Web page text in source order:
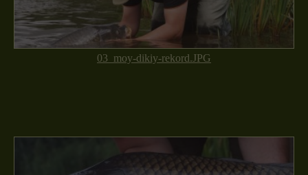
03_moy-dikiy-rekord.JPG